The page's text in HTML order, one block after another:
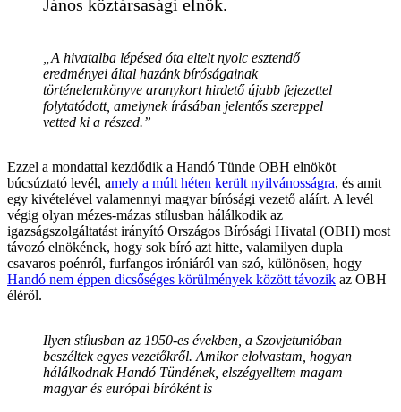
János köztársasági elnök.
„A hivatalba lépésed óta eltelt nyolc esztendő
eredményei által hazánk bíróságainak
történelemkönyve aranykort hirdető újabb fejezettel
folytatódott, amelynek írásában jelentős szereppel
vetted ki a részed.”
Ezzel a mondattal kezdődik a Handó Tünde OBH elnököt
búcsúztató levél, amely a múlt héten került nyilvánosságra, és amit
egy kivételével valamennyi magyar bírósági vezető aláírt. A levél
végig olyan mézes-mázas stílusban hálálkodik az
igazságszolgáltatást irányító Országos Bírósági Hivatal (OBH) most
távozó elnökének, hogy sok bíró azt hitte, valamilyen dupla
csavaros poénról, furfangos iróniáról van szó, különösen, hogy
Handó nem éppen dicsőséges körülmények között távozik az OBH
éléről.
Ilyen stílusban az 1950-es években, a Szovjetunióban
beszéltek egyes vezetőkről. Amikor elolvastam, hogyan
hálálkodnak Handó Tündének, elszégyelltem magam
magyar és európai bíróként is